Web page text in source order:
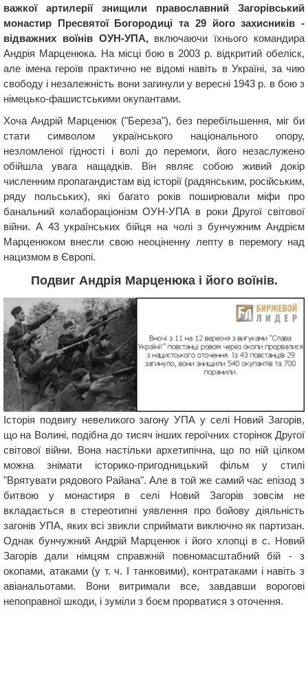
важкої артилерії знищили православний Загорівський
монастир Пресвятої Богородиці та 29 його захисників -
відважних воїнів ОУН-УПА,включаючи їхнього командира
Андрія Марценюка. На місці бою в 2003 р. відкритий обеліск,
але імена героїв практично не відомі навіть в Україні, за чию
свободу і незалежність вони загинули у вересні 1943 р. в бою з
німецько-фашистськими окупантами.
Хоча Андрій Марценюк ("Береза"), без перебільшення, міг би
стати символом українського національного опору,
незломленої гідності і волі до перемоги, його незаслужено
обійшла увага нащадків. Він являє собою живий докір
численним пропагандистам від історії (радянським, російським,
ряду польських), які багато років поширювали міфи про
банальний колабораціонізм ОУН-УПА в роки Другої світової
війни. А 43 українських бійця на чолі з бунчужним Андрієм
Марценюком внесли свою неоціненну лепту в перемогу над
нацизмом в Європі.
Подвиг Андрія Марценюка і його воїнів.
Історія подвигу невеликого загону УПА у селі Новий Загорів,
що на Волині, подібна до тисяч інших героїчних сторінок Другої
світової війни. Вона настільки архетипічна, що по ній цілком
можна знімати історико-пригодницький фільм у стилі
"Врятувати рядового Райана". Але в той же самий час епізод з
битвою у монастиря в селі Новий Загорів зовсім не
вкладається в стереотипні уявлення про бойову діяльність
загонів УПА, яких всі звикли сприймати виключно як партизан.
Однак бунчужний Андрій Марценюк і його хлопці в с. Новий
Загорів дали німцям справжній повномасштабний бій - з
окопами, атаками (у т. ч. І танковими), контратаками і навіть з
авіанальотами. Вони витримали все, завдавши ворогові
непоправної шкоди, і зуміли з боєм прорватися з оточення.